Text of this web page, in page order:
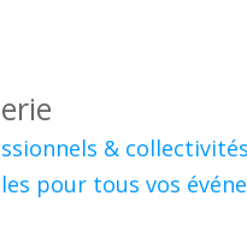
&
pour tous vos